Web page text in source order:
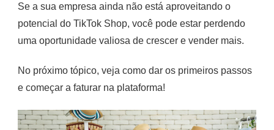
Se a sua empresa ainda não está aproveitando o
potencial do TikTok Shop, você pode estar perdendo
uma oportunidade valiosa de crescer e vender mais.
No próximo tópico, veja como dar os primeiros passos
e começar a faturar na plataforma!